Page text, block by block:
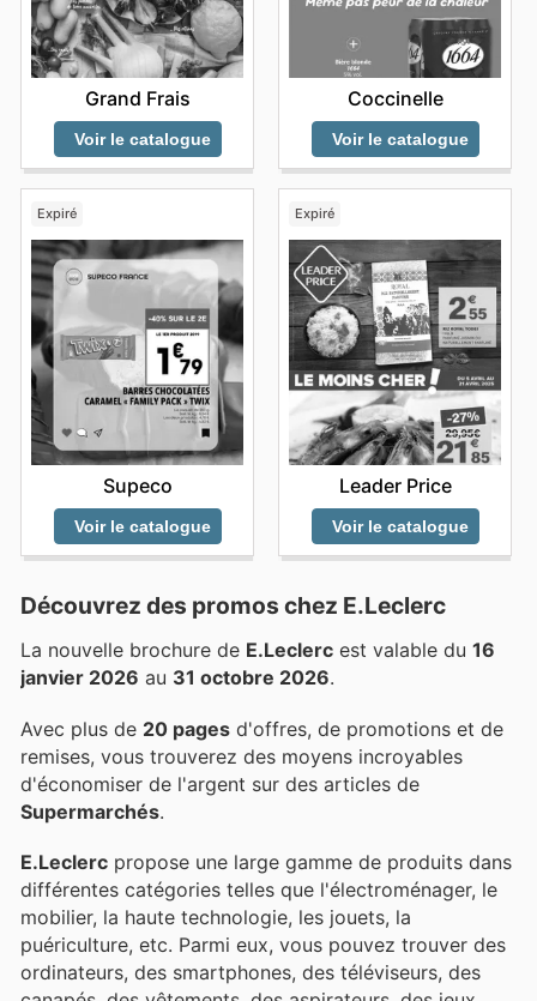
Grand Frais
Voir le catalogue
Coccinelle
Voir le catalogue
Expiré
Supeco
Voir le catalogue
Expiré
Leader Price
Voir le catalogue
Découvrez des promos chez E.Leclerc
La nouvelle brochure de E.Leclerc est valable du 16
janvier 2026 au 31 octobre 2026.
Avec plus de 20 pages d'offres, de promotions et de
remises, vous trouverez des moyens incroyables
d'économiser de l'argent sur des articles de
Supermarchés.
E.Leclerc propose une large gamme de produits dans
différentes catégories telles que l'électroménager, le
mobilier, la haute technologie, les jouets, la
puériculture, etc. Parmi eux, vous pouvez trouver des
ordinateurs, des smartphones, des téléviseurs, des